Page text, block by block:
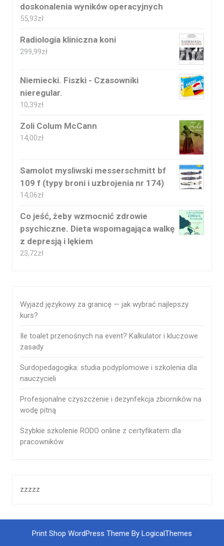
doskonalenia wyników operacyjnych
55,93zł
Radiologia kliniczna koni
299,99zł
Niemiecki. Fiszki - Czasowniki
nieregular.
10,39zł
Zoli Colum McCann
14,00zł
Samolot mysliwski messerschmitt bf
109 f (typy broni i uzbrojenia nr 174)
14,06zł
Co jeść, żeby wzmocnić zdrowie
psychiczne. Dieta wspomagająca walkę
z depresją i lękiem
23,72zł
Wyjazd językowy za granicę — jak wybrać najlepszy
kurs?
Ile toalet przenośnych na event? Kalkulator i kluczowe
zasady
Surdopedagogika: studia podyplomowe i szkolenia dla
nauczycieli
Profesjonalne czyszczenie i dezynfekcja zbiorników na
wodę pitną
Szybkie szkolenie RODO online z certyfikatem dla
pracowników
zzzzz
Print Shop WordPress Theme By LogicalThemes